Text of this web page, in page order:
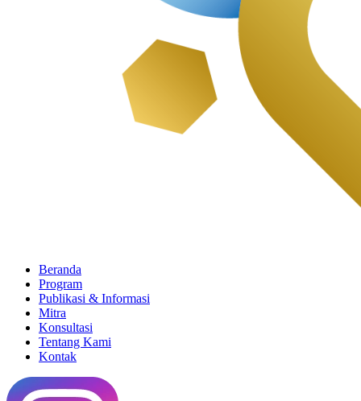
Beranda
Program
Publikasi & Informasi
Mitra
Konsultasi
Tentang Kami
Kontak